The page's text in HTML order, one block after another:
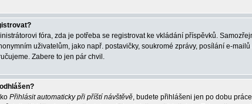
fóra, zda je potřeba se registrovat ke vkládání příspěvků.
uživatelům, jako např. postavičky, soukromé zprávy, posílání e-
Zabere to jen pár chvil.
Přihlásit automaticky při příští návštěvě, budete přihlášeni jen po dobu